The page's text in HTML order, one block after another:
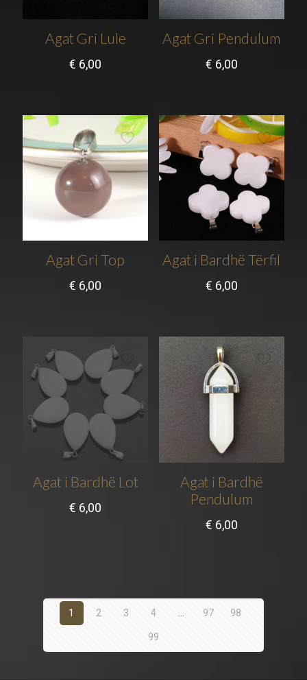
Agat Gri Lule
€ 6,00
Agat Gri Pendulum
€ 6,00
Agat Gri Top
€ 6,00
Agat i Bardhë Tërfil
€ 6,00
Agat i Bardhë Lot
€ 6,00
Agat i Bardhë
Pendulum
€ 6,00
1 2 3 4 … 97 98
99